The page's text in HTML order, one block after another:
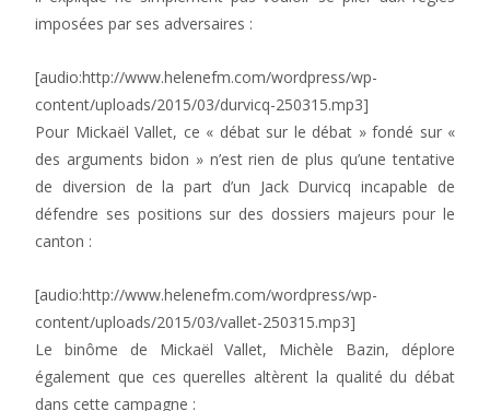
imposées par ses adversaires :
[audio:http://www.helenefm.com/wordpress/wp-
content/uploads/2015/03/durvicq-250315.mp3]
Pour Mickaël Vallet, ce « débat sur le débat » fondé sur «
des arguments bidon » n’est rien de plus qu’une tentative
de diversion de la part d’un Jack Durvicq incapable de
défendre ses positions sur des dossiers majeurs pour le
canton :
[audio:http://www.helenefm.com/wordpress/wp-
content/uploads/2015/03/vallet-250315.mp3]
Le binôme de Mickaël Vallet, Michèle Bazin, déplore
également que ces querelles altèrent la qualité du débat
dans cette campagne :